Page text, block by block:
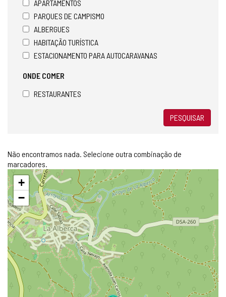
APARTAMENTOS
PARQUES DE CAMPISMO
ALBERGUES
HABITAÇÃO TURÍSTICA
ESTACIONAMENTO PARA AUTOCARAVANAS
ONDE COMER
RESTAURANTES
PESQUISAR
Não encontramos nada. Selecione outra combinação de
marcadores.
Pular
mapa
+
−